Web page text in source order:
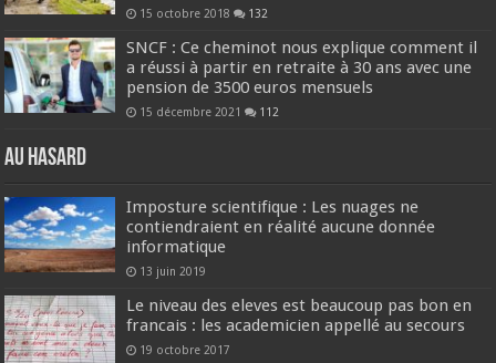
15 octobre 2018 132
SNCF : Ce cheminot nous explique comment il
a réussi à partir en retraite à 30 ans avec une
pension de 3500 euros mensuels
15 décembre 2021 112
Au hasard
Imposture scientifique : Les nuages ne
contiendraient en réalité aucune donnée
informatique
13 juin 2019
Le niveau des eleves est beaucoup pas bon en
francais : les academicien appellé au secours
19 octobre 2017